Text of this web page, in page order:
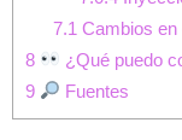
7.1 Cambios en
8
¿Qué puedo
9
Fuentes